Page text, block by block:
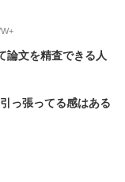
論文を精査できる人
っ張ってる感はある